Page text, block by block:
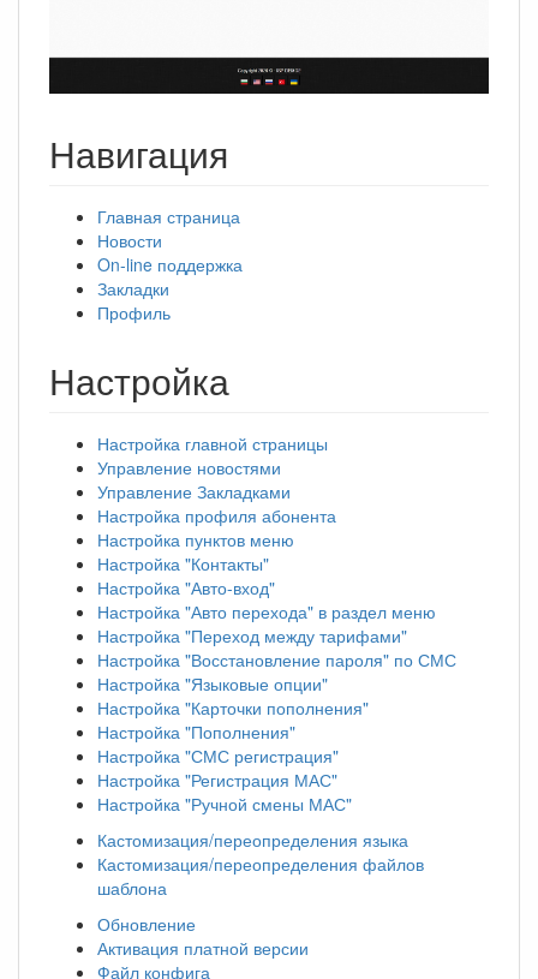
Навигация
Главная страница
Новости
On-line поддержка
Закладки
Профиль
Настройка
Настройка главной страницы
Управление новостями
Управление Закладками
Настройка профиля абонента
Настройка пунктов меню
Настройка "Контакты"
Настройка "Авто-вход"
Настройка "Авто перехода" в раздел меню
Настройка "Переход между тарифами"
Настройка "Восстановление пароля" по СМС
Настройка "Языковые опции"
Настройка "Карточки пополнения"
Настройка "Пополнения"
Настройка "СМС регистрация"
Настройка "Регистрация МАС"
Настройка "Ручной смены МАС"
Кастомизация/переопределения языка
Кастомизация/переопределения файлов
шаблона
Обновление
Активация платной версии
Файл конфига